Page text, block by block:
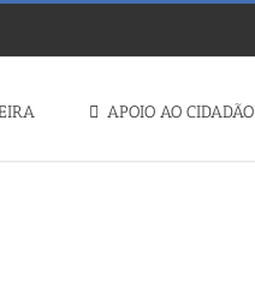
APOIO AO CIDADÃO